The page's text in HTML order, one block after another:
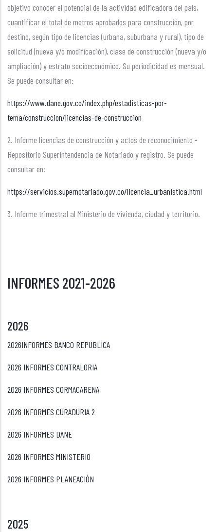
objetivo conocer el potencial de la actividad edificadora del país,
cuantificar el total de metros aprobados para construcción, por
destino, según tipo de licencias (urbana, suburbana y rural), tipo de
solicitud (nueva y/o modificación), clase de construcción (nueva y/o
ampliación) y estrato socioeconómico. Su periodicidad es mensual.
Se puede consultar en:
https://www.dane.gov.co/index.php/estadisticas-por-
tema/construccion/licencias-de-construccion
2. Informe licencias de construcción y actos de reconocimiento -
Repositorio Superintendencia de Notariado y registro. Se puede
consultar en:
https://servicios.supernotariado.gov.co/licencia_urbanistica.html
3. Informe trimestral al Ministerio de vivienda, ciudad y territorio.
INFORMES 2021-2026
2026
2026INFORMES BANCO REPUBLICA
2026 INFORMES CONTRALORIA
2026 INFORMES CORMACARENA
2026 INFORMES CURADURIA 2
2026 INFORMES DANE
2026 INFORMES MINISTERIO
2026 INFORMES PLANEACIÓN
2025